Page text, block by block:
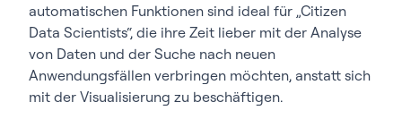
automatischen Funktionen sind ideal für „Citizen
Data Scientists“, die ihre Zeit lieber mit der Analyse
von Daten und der Suche nach neuen
Anwendungsfällen verbringen möchten, anstatt sich
mit der Visualisierung zu beschäftigen.